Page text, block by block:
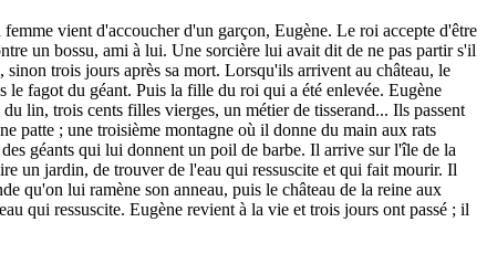
vient d'accoucher d'un garçon, Eugène. Le roi accepte d'être
un bossu, ami à lui. Une sorcière lui avait dit de ne pas partir s'il
trois jours après sa mort. Lorsqu'ils arrivent au château, le
fagot du géant. Puis la fille du roi qui a été enlevée. Eugène
lin, trois cents filles vierges, un métier de tisserand... Ils passent
patte ; une troisième montagne où il donne du main aux rats
géants qui lui donnent un poil de barbe. Il arrive sur l'île de la
un jardin, de trouver de l'eau qui ressuscite et qui fait mourir. Il
qu'on lui ramène son anneau, puis le château de la reine aux
qui ressuscite. Eugène revient à la vie et trois jours ont passé ; il